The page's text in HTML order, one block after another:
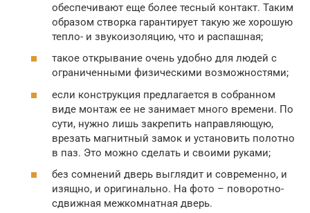
обеспечивают еще более тесный контакт. Таким
образом створка гарантирует такую же хорошую
тепло- и звукоизоляцию, что и распашная;
такое открывание очень удобно для людей с
ограниченными физическими возможностями;
если конструкция предлагается в собранном
виде монтаж ее не занимает много времени. По
сути, нужно лишь закрепить направляющую,
врезать магнитный замок и установить полотно
в паз. Это можно сделать и своими руками;
без сомнений дверь выглядит и современно, и
изящно, и оригинально. На фото – поворотно-
сдвижная межкомнатная дверь.